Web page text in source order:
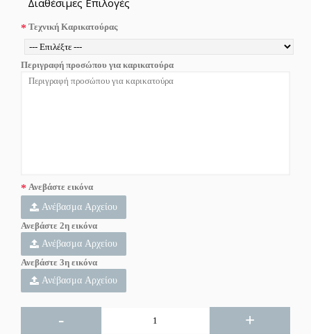
Τεχνική Καρικατούρας
Περιγραφή προσώπου για καρικατούρα
Ανεβάστε εικόνα
Ανέβασμα Αρχείου
Ανεβάστε 2η εικόνα
Ανέβασμα Αρχείου
Ανεβάστε 3η εικόνα
Ανέβασμα Αρχείου
- +